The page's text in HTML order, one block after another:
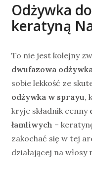
Odżywka
keratyną
To nie jest kolejny
dwufazowa
sobie lekkość ze
odżywka w sprayu,
kryje składnik cenny
łamliwych –
zakochać się w tej
działającej na włosy